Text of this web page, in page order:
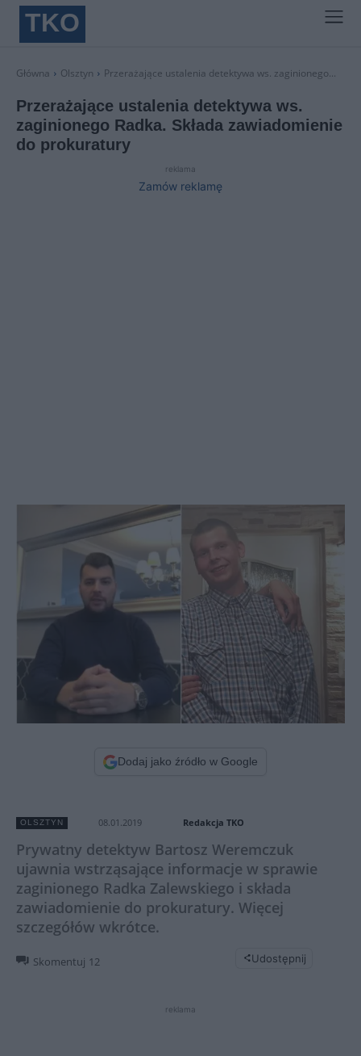
TKO
Główna Olsztyn Przerażające ustalenia detektywa ws. zaginionego...
Przerażające ustalenia detektywa ws.
zaginionego Radka. Składa zawiadomienie
do prokuratury
reklama
Zamów reklamę
Dodaj jako źródło w Google
OLSZTYN 08.01.2019 Redakcja TKO
Prywatny detektyw Bartosz Weremczuk
ujawnia wstrząsające informacje w sprawie
zaginionego Radka Zalewskiego i składa
zawiadomienie do prokuratury. Więcej
szczegółów wkrótce.
Skomentuj 12 Udostępnij
reklama